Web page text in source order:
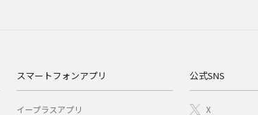
スマートフォンアプリ
イープラスアプリ
公式SNS
X